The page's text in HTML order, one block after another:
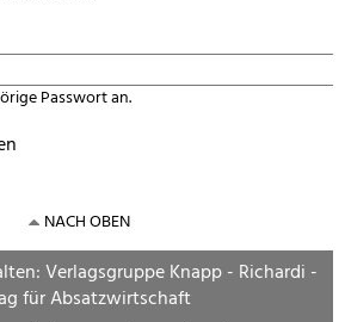
Passwort an.
NACH OBEN
Verlagsgruppe Knapp - Richardi -
für Absatzwirtschaft